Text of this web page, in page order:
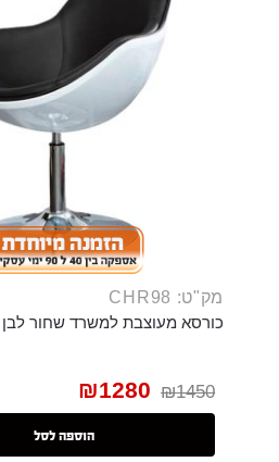
מק"ט: CHR98
כורסא מעוצבת למשרד שחור לבן
₪1450
₪1280
הוספה לסל